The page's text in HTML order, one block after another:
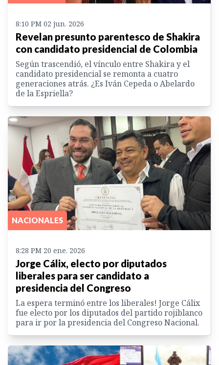
8:10 PM 02 jun. 2026
Revelan presunto parentesco de Shakira
con candidato presidencial de Colombia
Según trascendió, el vínculo entre Shakira y el
candidato presidencial se remonta a cuatro
generaciones atrás. ¿Es Iván Cepeda o Abelardo
de la Espriella?
NACIONALES
8:28 PM 20 ene. 2026
Jorge Cálix, electo por diputados
liberales para ser candidato a
presidencia del Congreso
La espera terminó entre los liberales! Jorge Cálix
fue electo por los diputados del partido rojiblanco
para ir por la presidencia del Congreso Nacional.